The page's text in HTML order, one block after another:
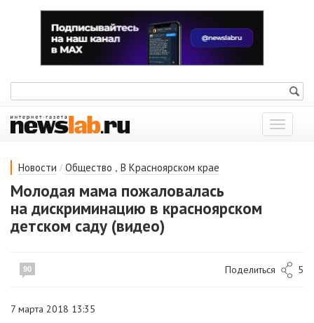
Показать
меню
Новости / Общество , В Красноярском крае
Молодая мама пожаловалась
на дискриминацию в красноярском
детском саду (видео)
90 Поделиться 5
7 марта 2018 13:35